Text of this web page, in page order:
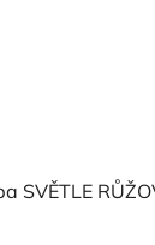
SVĚTLE